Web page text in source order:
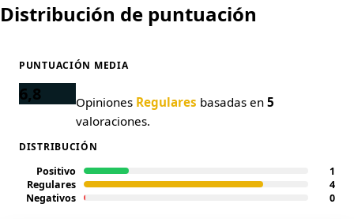
Distribución de puntuación
PUNTUACIÓN MEDIA
6,8 Opiniones Regulares basadas en 5
valoraciones.
DISTRIBUCIÓN
Positivo
1
Regulares
4
Negativos
0